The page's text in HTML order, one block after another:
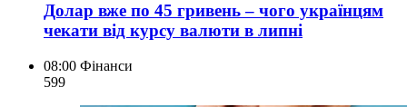
Долар вже по 45 гривень – чого українцям
чекати від курсу валюти в липні
08:00 Фінанси
599